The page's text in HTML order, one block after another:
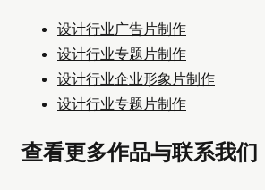
设计行业广告片制作
设计行业专题片制作
设计行业企业形象片制作
设计行业专题片制作
查看更多作品与联系我们